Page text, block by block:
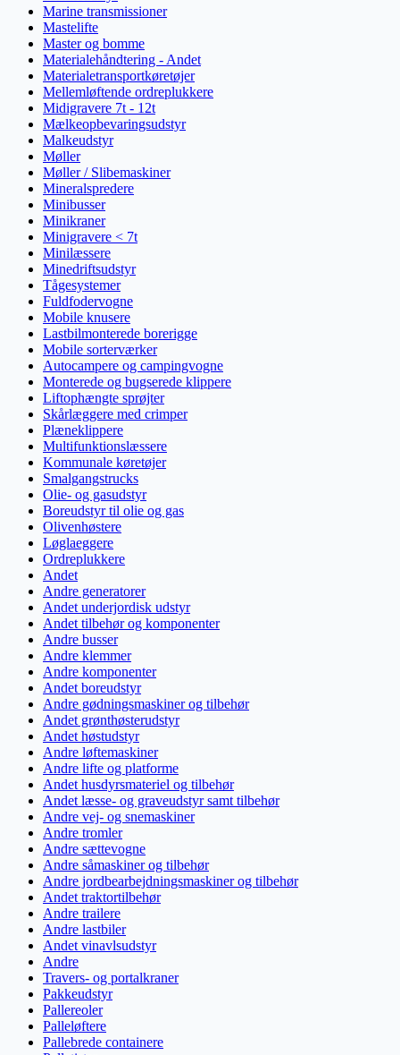
Marine transmissioner
Mastelifte
Master og bomme
Materialehåndtering - Andet
Materialetransportkøretøjer
Mellemløftende ordreplukkere
Midigravere 7t - 12t
Mælkeopbevaringsudstyr
Malkeudstyr
Møller
Møller / Slibemaskiner
Mineralspredere
Minibusser
Minikraner
Minigravere < 7t
Minilæssere
Minedriftsudstyr
Tågesystemer
Fuldfodervogne
Mobile knusere
Lastbilmonterede borerigge
Mobile sorterværker
Autocampere og campingvogne
Monterede og bugserede klippere
Liftophængte sprøjter
Skårlæggere med crimper
Plæneklippere
Multifunktionslæssere
Kommunale køretøjer
Smalgangstrucks
Olie- og gasudstyr
Boreudstyr til olie og gas
Olivenhøstere
Løglaeggere
Ordreplukkere
Andet
Andre generatorer
Andet underjordisk udstyr
Andet tilbehør og komponenter
Andre busser
Andre klemmer
Andre komponenter
Andet boreudstyr
Andre gødningsmaskiner og tilbehør
Andet grønthøsterudstyr
Andet høstudstyr
Andre løftemaskiner
Andre lifte og platforme
Andet husdyrsmateriel og tilbehør
Andet læsse- og graveudstyr samt tilbehør
Andre vej- og snemaskiner
Andre tromler
Andre sættevogne
Andre såmaskiner og tilbehør
Andre jordbearbejdningsmaskiner og tilbehør
Andet traktortilbehør
Andre trailere
Andre lastbiler
Andet vinavlsudstyr
Andre
Travers- og portalkraner
Pakkeudstyr
Pallereoler
Palleløftere
Pallebrede containere